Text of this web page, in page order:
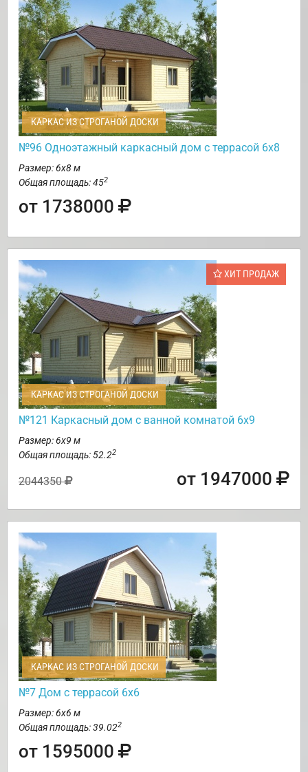
КАРКАС ИЗ СТРОГАНОЙ ДОСКИ
№96 Одноэтажный каркасный дом с террасой 6х8
Размер: 6х8 м
Общая площадь: 452
от 1738000
ХИТ ПРОДАЖ
КАРКАС ИЗ СТРОГАНОЙ ДОСКИ
№121 Каркасный дом с ванной комнатой 6х9
Размер: 6х9 м
Общая площадь: 52.22
2044350 от 1947000
КАРКАС ИЗ СТРОГАНОЙ ДОСКИ
№7 Дом с террасой 6х6
Размер: 6х6 м
Общая площадь: 39.022
от 1595000